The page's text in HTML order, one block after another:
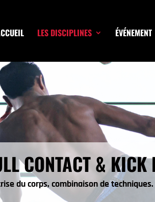
LES DISCIPLINES ÉVÉNEMENT
CONTACT & KICK
du corps, combinaison de techniques.